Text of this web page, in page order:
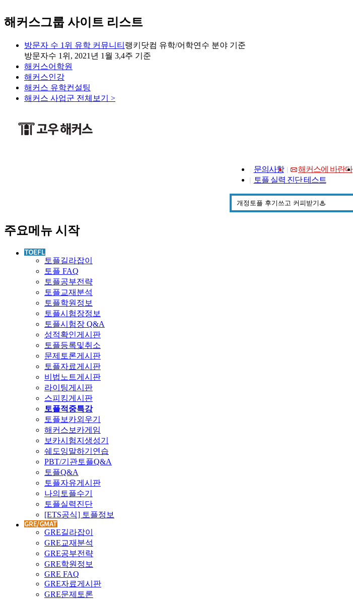
해커스그룹 사이트 리스트
방문자 수 1위 유학 커뮤니티 랭키닷컴 유학/어학연수 분야 기준
방문자수 1위, 2021년 1월 3,4주 기준
해커스어학원
해커스인강
해커스 유학컨설팅
해커스 사업군 전체보기 >
문의사항 해커스에 바란다
토플 실력 진단 테스트
주요메뉴 시작
토플길라잡이
토플 FAQ
토플공부전략
토플교재분석
토플학원정보
토플시험장정보
토플시험장 Q&A
성적확인게시판
토플등록및취소
문제토론게시판
토플자료게시판
비법노트게시판
라이팅게시판
스피킹게시판
토플적중특강
토플보카외우기
해커스보카게임
보카시험지생성기
쉐도잉말하기연습
PBT/기관토플Q&A
토플Q&A
토플자유게시판
나의토플수기
토플실력진단
[ETS공식] 토플정보
GRE길라잡이
GRE교재분석
GRE공부전략
GRE학원정보
GRE FAQ
GRE자료게시판
GRE문제토론